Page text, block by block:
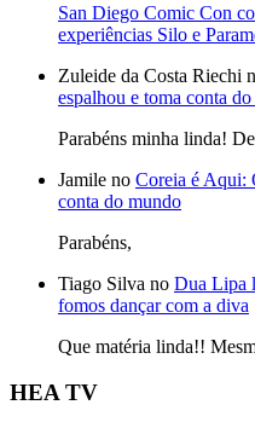
San Diego Comic Con
experiências Silo e
Zuleide da Costa Riechi
espalhou e toma conta
Parabéns minha linda!
Jamile no Coreia é Aqui:
conta do mundo
Parabéns,
Tiago Silva no Dua Lipa
fomos dançar com a diva
Que matéria linda!!
HEA TV